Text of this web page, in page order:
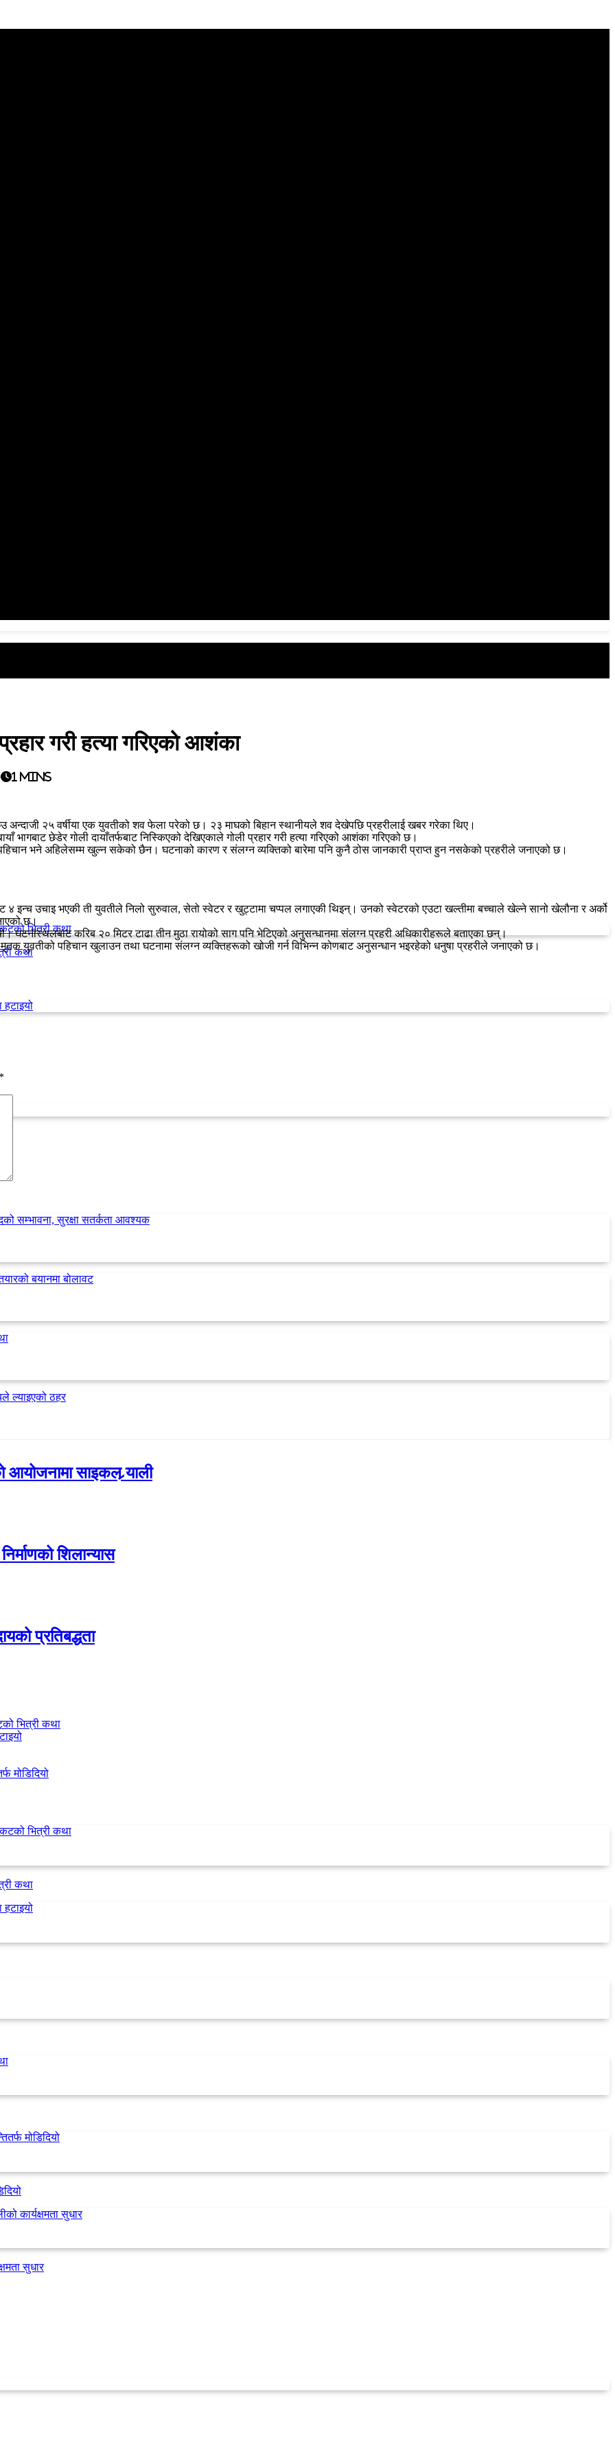
कथा
गरी हत्या गरिएको आशंका
1 mins
२५ वर्षीया एक युवतीको शव फेला परेको छ। २३ माघको बिहान स्थानीयले शव देखेपछि प्रहरीलाई खबर गरेका थिए।
भागबाट छेडेर गोली दायाँतर्फबाट निस्किएको देखिएकाले गोली प्रहार गरी हत्या गरिएको आशंका गरिएको छ।
भने अहिलेसम्म खुल्न सकेको छैन। घटनाको कारण र संलग्न व्यक्तिको बारेमा पनि कुनै ठोस जानकारी प्राप्त हुन नसकेको प्रहरीले जनाएको छ।
४ इन्च उचाइ भएकी ती युवतीले निलो सुरुवाल, सेतो स्वेटर र खुट्टामा चप्पल लगाएकी थिइन्। उनको स्वेटरको एउटा खल्तीमा बच्चाले खेल्ने सानो खेलौना र अर्को
छ।
घटनास्थलबाट करिब २० मिटर टाढा तीन मुठा रायोको साग पनि भेटिएको अनुसन्धानमा संलग्न प्रहरी अधिकारीहरूले बताएका छन्।
युवतीको पहिचान खुलाउन तथा घटनामा संलग्न व्यक्तिहरूको खोजी गर्न विभिन्न कोणबाट अनुसन्धान भइरहेको धनुषा प्रहरीले जनाएको छ।
*
साइकल र्‍याली
शिलान्यास
प्रतिबद्धता
भित्री कथा
मोडिदियो
कथा
सुधार